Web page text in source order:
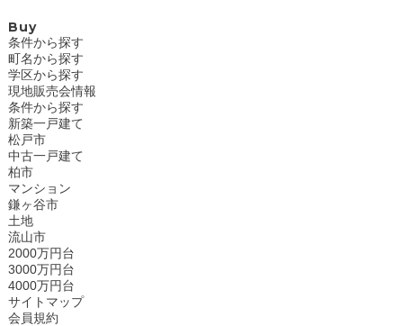
Buy
条件から探す
町名から探す
学区から探す
現地販売会情報
条件から探す
新築一戸建て
松戸市
中古一戸建て
柏市
マンション
鎌ヶ谷市
土地
流山市
2000万円台
3000万円台
4000万円台
サイトマップ
会員規約